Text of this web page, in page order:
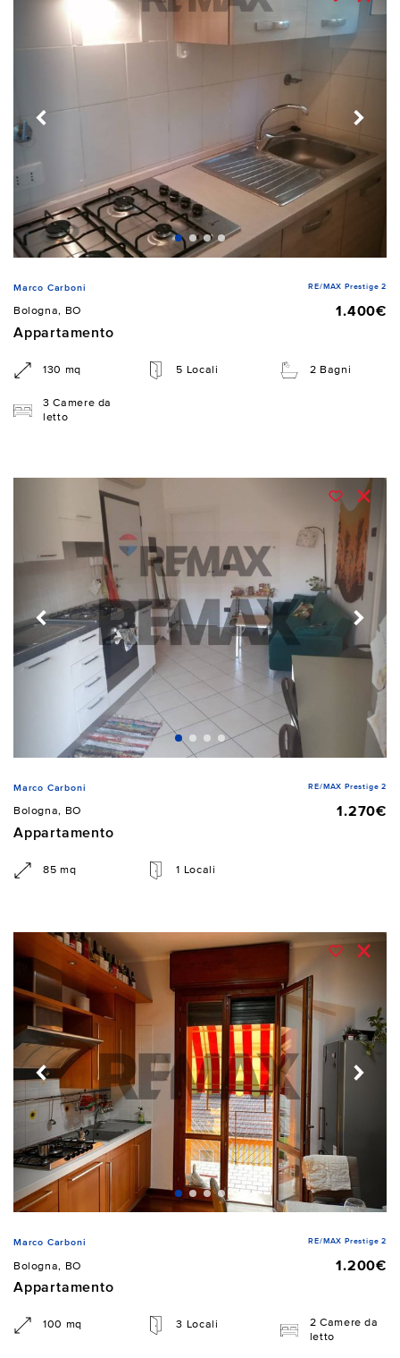
Marco Carboni RE/MAX Prestige 2
Bologna, BO
1.400€
Appartamento
130 mq 5 Locali 2 Bagni
3 Camere da
letto
Marco Carboni RE/MAX Prestige 2
Bologna, BO
1.270€
Appartamento
85 mq 1 Locali
Marco Carboni RE/MAX Prestige 2
Bologna, BO
1.200€
Appartamento
100 mq 3 Locali
2 Camere da
letto